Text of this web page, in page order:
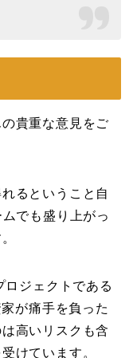
貴重な意見をご
るということ自
でも盛り上がっ
ジェクトである
が痛手を負った
高いリスクも含
けています。